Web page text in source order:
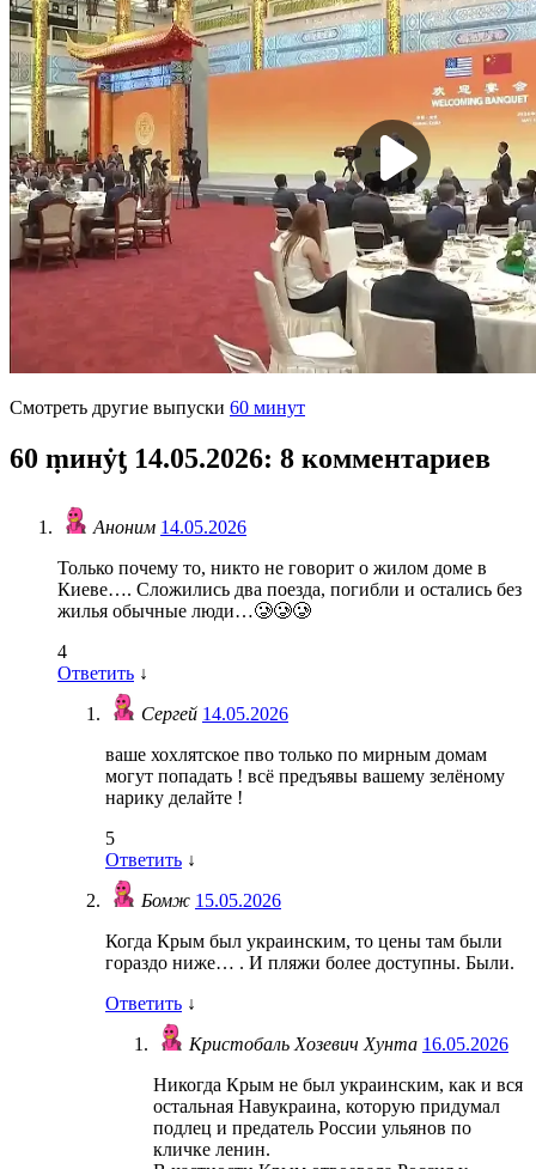
Смотреть другие выпуски 60 минут
60 ṃинẏƫ 14.05.2026: 8 комментариев
Аноним 14.05.2026
Только почему то, никто не говорит о жилом доме в
Киеве…. Сложились два поезда, погибли и остались без
жилья обычные люди…🥲🥲🥲
4
Ответить ↓
Сергей 14.05.2026
ваше хохлятское пво только по мирным домам
могут попадать ! всё предъявы вашему зелёному
нарику делайте !
5
Ответить ↓
Бомж 15.05.2026
Когда Крым был украинским, то цены там были
гораздо ниже… . И пляжи более доступны. Были.
Ответить ↓
Кристобаль Хозевич Хунта 16.05.2026
Никогда Крым не был украинским, как и вся
остальная Навукраина, которую придумал
подлец и предатель России ульянов по
кличке ленин.